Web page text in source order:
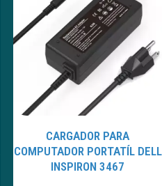
CARGADOR PARA
COMPUTADOR PORTATÍL DELL
INSPIRON 3467